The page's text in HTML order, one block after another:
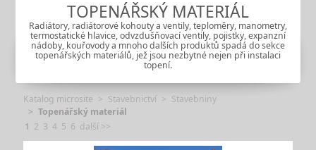
TOPENÁŘSKÝ MATERIÁL
Radiátory, radiátorové kohouty a ventily, teploměry, manometry,
termostatické hlavice, odvzdušňovací ventily, pojistky, expanzní
nádoby, kouřovody a mnoho dalších produktů spadá do sekce
topenářských materiálů, jež jsou nezbytné nejen při instalaci
topení.
Katalog microsite Stavebnictví
Stavebniny
Topenářský materiál
1 2 3 4 5 6 další >>